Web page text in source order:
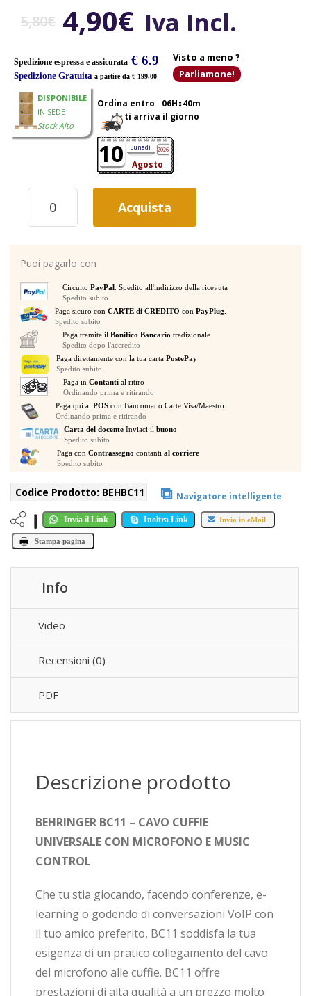
5,80€
Il
prezzo
originale
era:
5,80€.
4,90€ Il
prezzo
attuale
è:
4,90€.
Iva Incl.
Spedizione espressa e assicurata € 6.9
Spedizione Gratuita a partire da € 199,00
Visto a meno ?
Parliamone!
DISPONIBILE
IN SEDE
Stock Alto
Ordina entro 06H 40m
ti arriva il giorno
10 Lunedì 2026
Agosto
BEHRINGER
BC11
PROLUNGA
UNIVERSALE
MICROFONO
A
CANCELLAZIONE
DI
RUMORE
E
PLAYER
CONTROL
quantità
Acquista
Puoi pagarlo con
Circuito PayPal . Spedito all'indirizzo della ricevuta
Spedito subito
Paga sicuro conCARTE di CREDITO conPayPlug
Spedito subito
Paga tramite il Bonifico Bancario tradizionale
Spedito dopo l'accredito
Paga direttamente con la tua carta PostePay
Spedito subito
Paga inContanti al ritiro
Ordinando prima e ritirando
Paga qui al POS con Bancomat o Carte Visa/Maestro
Ordinando prima e ritirando
Carta del docenteInviaci il buono
Spedito subito
Paga con Contrassegno contanti al corriere
Spedito subito
Codice Prodotto: BEHBC11 ⧉ Navigatore intelligente
Invia il Link Inoltra Link Invia in eMail
Stampa pagina
Info
Video
Recensioni (0)
PDF
Descrizione prodotto
BEHRINGER BC11 – CAVO CUFFIE
UNIVERSALE CON MICROFONO E MUSIC
CONTROL
Che tu stia giocando, facendo conferenze, e-
learning o godendo di conversazioni VoIP con
il tuo amico preferito, BC11 soddisfa la tua
esigenza di un pratico collegamento del cavo
del microfono alle cuffie. BC11 offre
prestazioni di alta qualità a un prezzo molto